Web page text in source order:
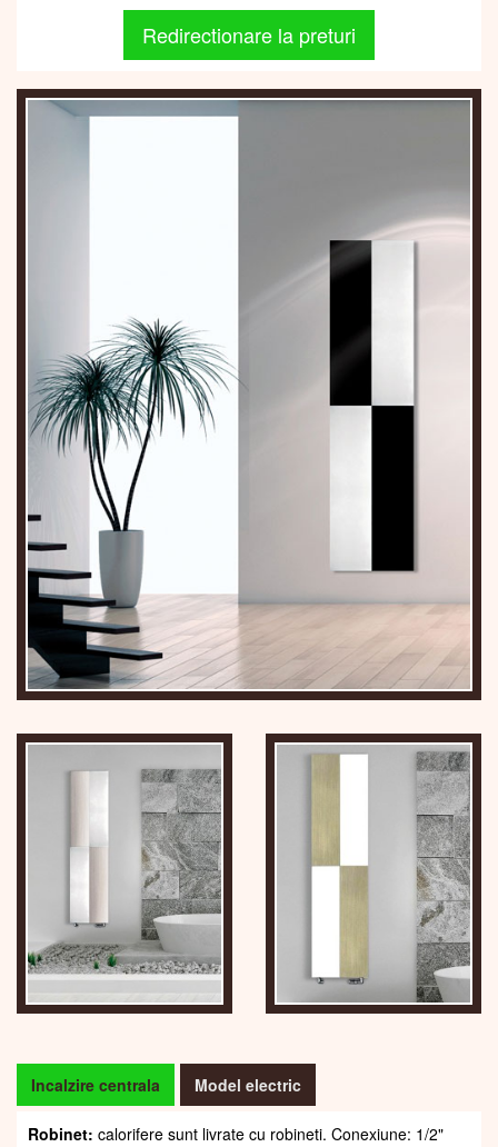
Redirectionare la preturi
Incalzire centrala Model electric
Robinet: calorifere sunt livrate cu robineti. Conexiune: 1/2"